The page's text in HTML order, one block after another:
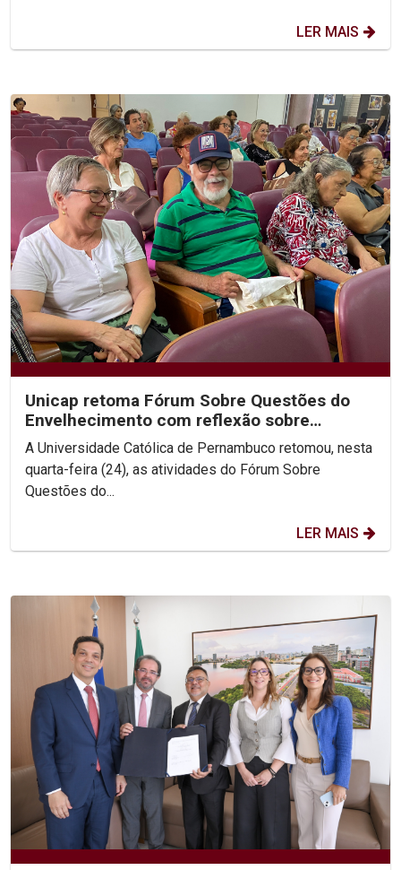
LER MAIS
Unicap retoma Fórum Sobre Questões do
Envelhecimento com reflexão sobre
Ecologia Integral
A Universidade Católica de Pernambuco retomou, nesta
quarta-feira (24), as atividades do Fórum Sobre
Questões do...
LER MAIS